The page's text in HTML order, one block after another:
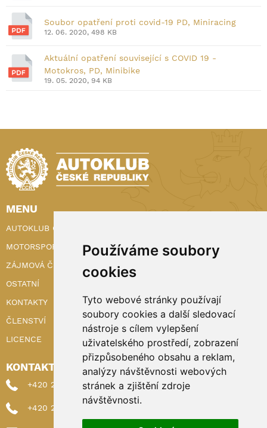
Používáme soubory
cookies
Tyto webové stránky používají
soubory cookies a další sledovací
nástroje s cílem vylepšení
uživatelského prostředí, zobrazení
přizpůsobeného obsahu a reklam,
analýzy návštěvnosti webových
stránek a zjištění zdroje
návštěvnosti.
Soubor opatření proti covid-19 PD, Miniracing
12. 06. 2020, 498 KB
Aktuální opatření související s COVID 19 -
Motokros, PD, Minibike
19. 05. 2020, 94 KB
MENU
AUTOKLUB ČR
MOTORSPORT
ZÁJMOVÁ ČINNOST
OSTATNÍ
KONTAKTY
ČLENSTVÍ
LICENCE
KONTAKTY
+420 222 898 224 (sekretariat)
+420 222 898 221 (členství)